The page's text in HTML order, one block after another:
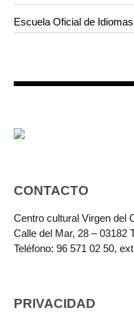
Escuela Oficial de Idiomas
CONTACTO
Centro cultural Virgen del
Calle del Mar, 28 – 03182
Teléfono: 96 571 02 50,
PRIVACIDAD